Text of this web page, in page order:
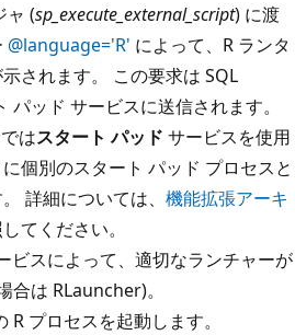
ャ (sp_execute_external_script) に渡
@language='R' によって、R ランタ
されます。 この要求は SQL
ッド サービスに送信されます。
はスタート パッド サービスを使用
個別のスタート パッド プロセスと
詳細については、 機能拡張アーキ
てください。
ビスによって、適切なランチャーが
合は RLauncher)。
プロセスを起動します。